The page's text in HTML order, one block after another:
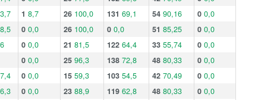
1 8,7 26 100,0 131 69,1 54 90,16 0 0,0
0 0,0 26 100,0 0 0,0 51 85,25 0 0,0
0 0,0 21 81,5 122 64,4 33 55,74 0 0,0
0 0,0 25 96,3 138 72,8 48 80,33 0 0,0
0 0,0 15 59,3 103 54,5 42 70,49 0 0,0
0 0,0 23 88,9 119 62,8 48 80,33 0 0,0